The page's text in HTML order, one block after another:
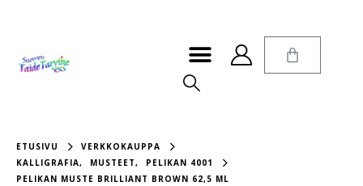
ETUSIVU
VERKKOKAUPPA
KALLIGRAFIA, MUSTEET,
PELIKAN 4001
PELIKAN MUSTE BRILLIANT BROWN 62,5 ML